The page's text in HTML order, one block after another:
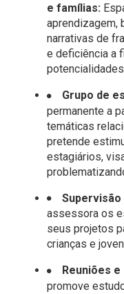
e famílias:
aprendizagem,
narrativas de
e deficiência a
Grupo de
permanente a
temáticas
pretende
estagiários,
assessora os
seus projetos
crianças e
Reuniões
promove